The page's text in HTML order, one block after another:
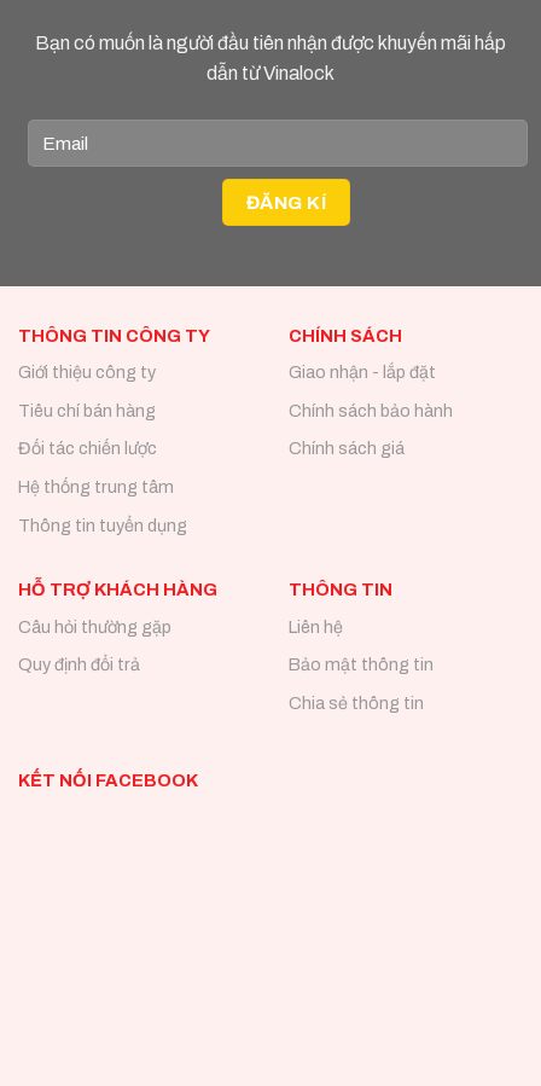
Bạn có muốn là người đầu tiên nhận được khuyến mãi hấp
dẫn từ Vinalock
THÔNG TIN CÔNG TY
Giới thiệu công ty
Tiêu chí bán hàng
Đối tác chiến lược
Hệ thống trung tâm
Thông tin tuyển dụng
CHÍNH SÁCH
Giao nhận - lắp đặt
Chính sách bảo hành
Chính sách giá
HỖ TRỢ KHÁCH HÀNG
Câu hỏi thường gặp
Quy định đổi trả
THÔNG TIN
Liên hệ
Bảo mật thông tin
Chia sẻ thông tin
KẾT NỐI FACEBOOK